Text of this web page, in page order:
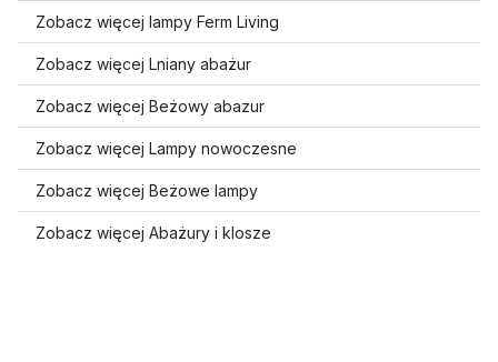
Zobacz więcej lampy Ferm Living
Zobacz więcej Lniany abażur
Zobacz więcej Beżowy abazur
Zobacz więcej Lampy nowoczesne
Zobacz więcej Beżowe lampy
Zobacz więcej Abażury i klosze